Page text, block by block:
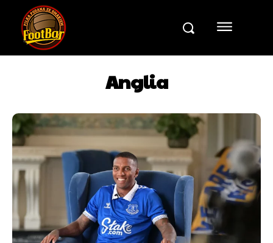
Anglia